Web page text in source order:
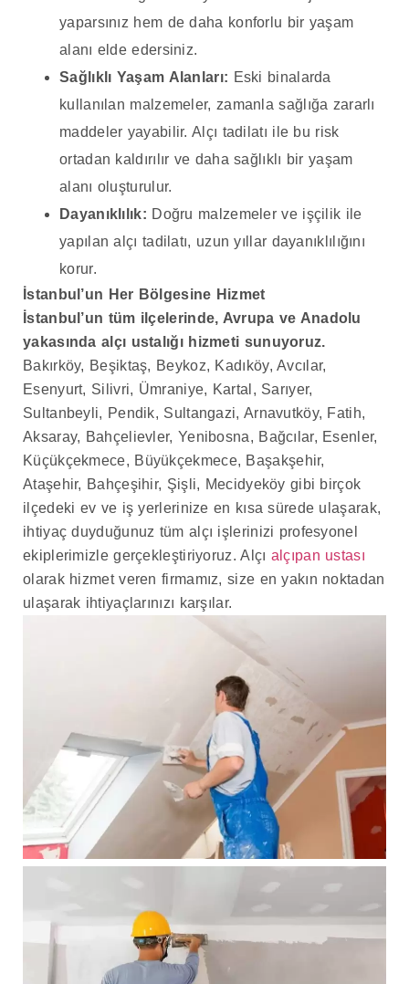
yaparsınız hem de daha konforlu bir yaşam
alanı elde edersiniz.
Sağlıklı Yaşam Alanları: Eski binalarda
kullanılan malzemeler, zamanla sağlığa zararlı
maddeler yayabilir. Alçı tadilatı ile bu risk
ortadan kaldırılır ve daha sağlıklı bir yaşam
alanı oluşturulur.
Dayanıklılık: Doğru malzemeler ve işçilik ile
yapılan alçı tadilatı, uzun yıllar dayanıklılığını
korur.
İstanbul’un Her Bölgesine Hizmet
İstanbul’un tüm ilçelerinde, Avrupa ve Anadolu
yakasında alçı ustalığı hizmeti sunuyoruz.
Bakırköy, Beşiktaş, Beykoz, Kadıköy, Avcılar,
Esenyurt, Silivri, Ümraniye, Kartal, Sarıyer,
Sultanbeyli, Pendik, Sultangazi, Arnavutköy, Fatih,
Aksaray, Bahçelievler, Yenibosna, Bağcılar, Esenler,
Küçükçekmece, Büyükçekmece, Başakşehir,
Ataşehir, Bahçeşihir, Şişli, Mecidyeköy gibi birçok
ilçedeki ev ve iş yerlerinize en kısa sürede ulaşarak,
ihtiyaç duyduğunuz tüm alçı işlerinizi profesyonel
ekiplerimizle gerçekleştiriyoruz. Alçı alçıpan ustası
olarak hizmet veren firmamız, size en yakın noktadan
ulaşarak ihtiyaçlarınızı karşılar.